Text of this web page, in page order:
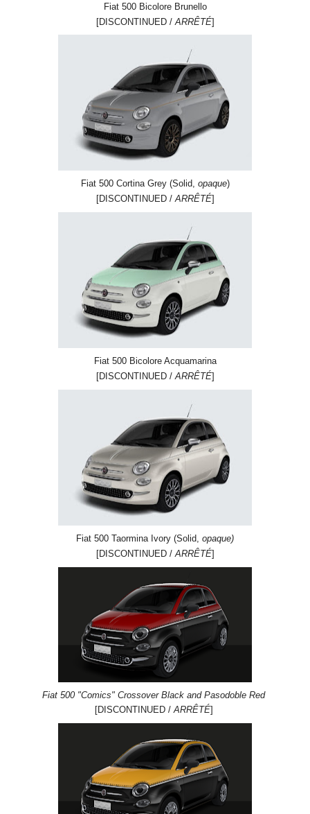
Fiat 500 Bicolore Brunello
[DISCONTINUED / ARRÊTÉ]
Fiat 500 Cortina Grey (Solid, opaque)
[DISCONTINUED /ARRÊTÉ]
Fiat 500 Bicolore Acquamarina
[DISCONTINUED /ARRÊTÉ]
Fiat 500 Taormina Ivory (Solid, opaque)
[DISCONTINUED /ARRÊTÉ]
Fiat 500 "Comics" Crossover Black and Pasodoble Red
[DISCONTINUED /ARRÊTÉ